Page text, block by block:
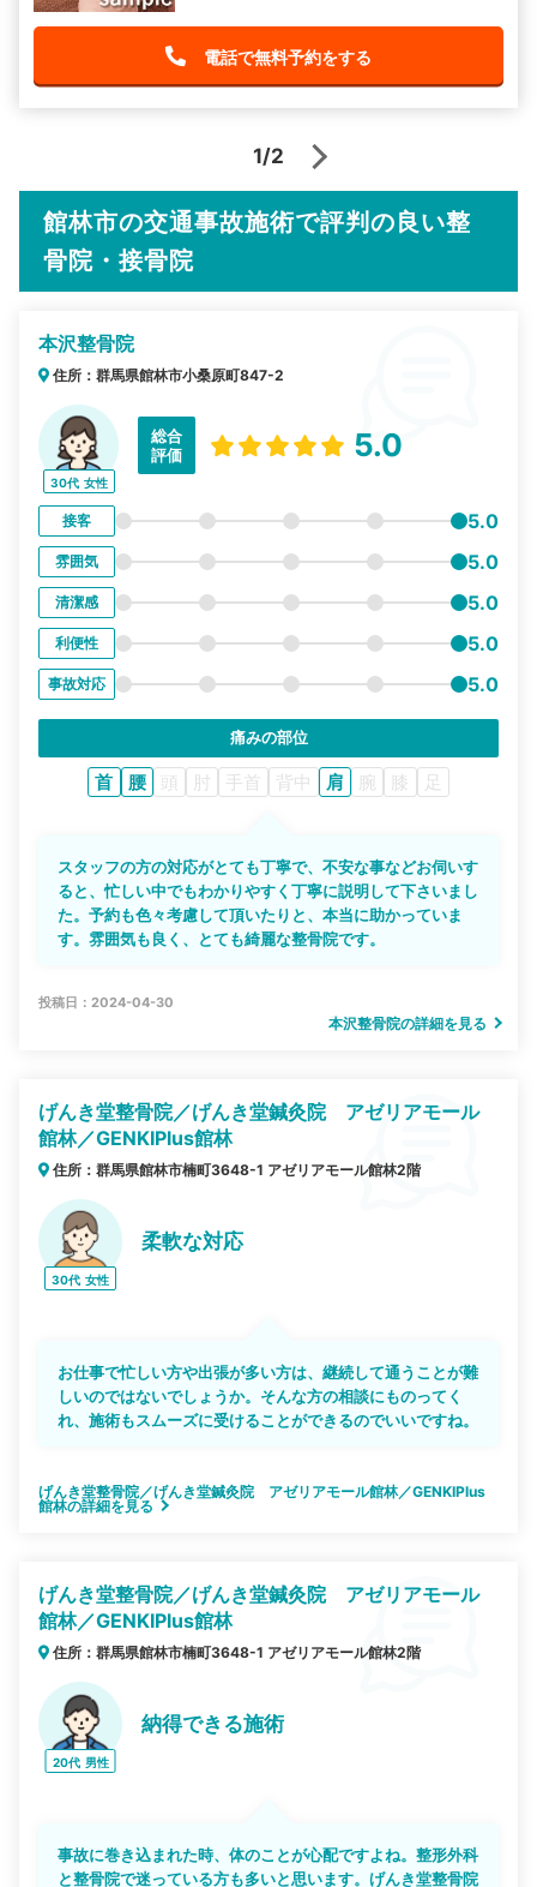
電話で無料予約をする
1/2
館林市の交通事故施術で評判の良い整
骨院・接骨院
本沢整骨院
住所：群馬県館林市小桑原町847-2
30代 女性
総合
評価
5.0
接客 5.0
雰囲気 5.0
清潔感 5.0
利便性 5.0
事故対応 5.0
痛みの部位
首 腰 頭 肘 手首 背中 肩 腕 膝 足
スタッフの方の対応がとても丁寧で、不安な事などお伺いす
ると、忙しい中でもわかりやすく丁寧に説明して下さいまし
た。予約も色々考慮して頂いたりと、本当に助かっていま
す。雰囲気も良く、とても綺麗な整骨院です。
投稿日：2024-04-30
本沢整骨院の詳細を見る
げんき堂整骨院／げんき堂鍼灸院 アゼリアモール
館林／GENKIPlus館林
住所：群馬県館林市楠町3648-1 アゼリアモール館林2階
30代 女性
柔軟な対応
お仕事で忙しい方や出張が多い方は、継続して通うことが難
しいのではないでしょうか。そんな方の相談にものってく
れ、施術もスムーズに受けることができるのでいいですね。
げんき堂整骨院／げんき堂鍼灸院 アゼリアモール館林／GENKIPlus
館林の詳細を見る
げんき堂整骨院／げんき堂鍼灸院 アゼリアモール
館林／GENKIPlus館林
住所：群馬県館林市楠町3648-1 アゼリアモール館林2階
20代 男性
納得できる施術
事故に巻き込まれた時、体のことが心配ですよね。整形外科
と整骨院で迷っている方も多いと思います。げんき堂整骨院